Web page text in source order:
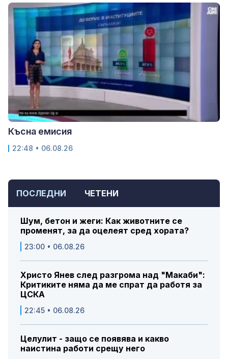
ПОСЛЕДНИ ЧЕТЕНИ
Шум, бетон и жеги: Как животните се
променят, за да оцелеят сред хората?
23:00 • 06.08.26
Христо Янев след разгрома над "Макаби":
Критиките няма да ме спрат да работя за
ЦСКА
22:45 • 06.08.26
Целулит - защо се появява и какво
наистина работи срещу него
Късна емисия
22:48 • 06.08.26